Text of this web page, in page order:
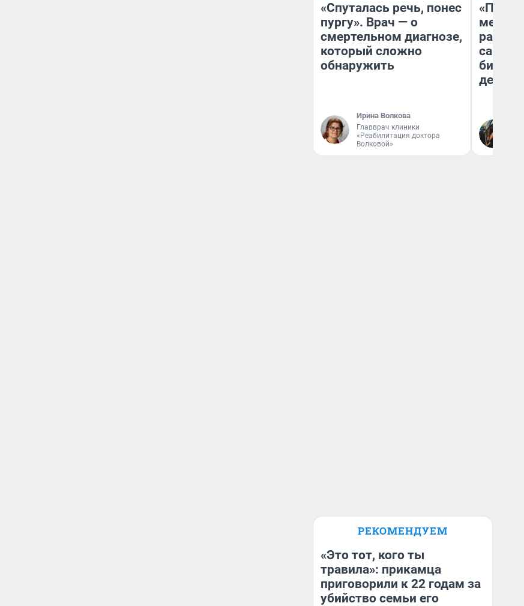
«Спуталась речь, понес
пургу». Врач — о
смертельном диагнозе,
который сложно
обнаружить
Ирина Волкова
Главврач клиники
«Реабилитация доктора
Волковой»
самом
РЕКОМЕНДУЕМ
«Это тот, кого ты
травила»: прикамца
приговорили к 22 годам за
убийство семьи его